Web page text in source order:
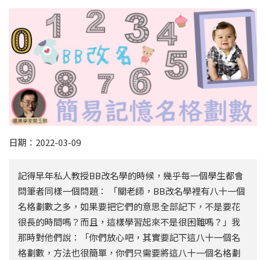
日期：2022-03-09
記得早年私人教授BB改名學的時候，幾乎每一個學生都會
問筆者同樣一個問題： 「關老師，BB改名學裡有八十一個
名格劃數之多，如果要把它們的意思全部記下，不是要花
很長的時間嗎？而且，這樣學習起來不是很困難嗎？」我
那時對他們說：「你們放心吧，其實要記下這八十一個名
格劃數，方法也很簡單，你們只需要將這八十一個名格劃